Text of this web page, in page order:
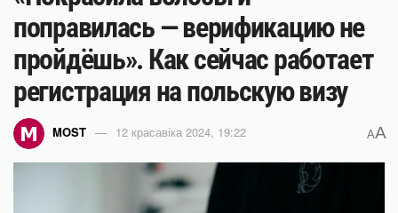
поправилась — верификацию не
пройдёшь». Как сейчас работает
регистрация на польскую визу
MOST 12 красавіка 2024, 19:22 AA